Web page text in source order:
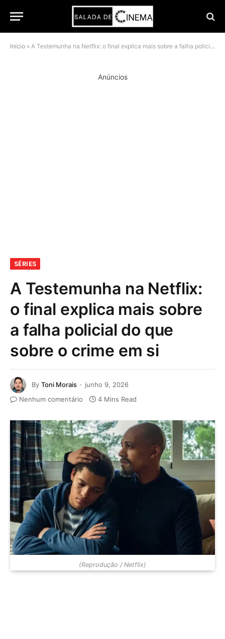
Início » A Testemunha na Netflix: o final explica mais sobre a falha policial do que sobre o crime em si
Anúncios
SÉRIES
A Testemunha na Netflix:
o final explica mais sobre
a falha policial do que
sobre o crime em si
By Toni Morais
junho 9, 2026
Nenhum comentário
4 Mins Read
(Reprodução / Netflix)